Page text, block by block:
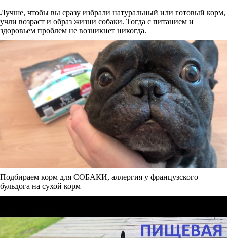
Лучше, чтобы вы сразу избрали натуральный или готовый корм,
учли возраст и образ жизни собаки. Тогда с питанием и
здоровьем проблем не возникнет никогда.
Подбираем корм для СОБАКИ, аллергия у французского
бульдога на сухой корм